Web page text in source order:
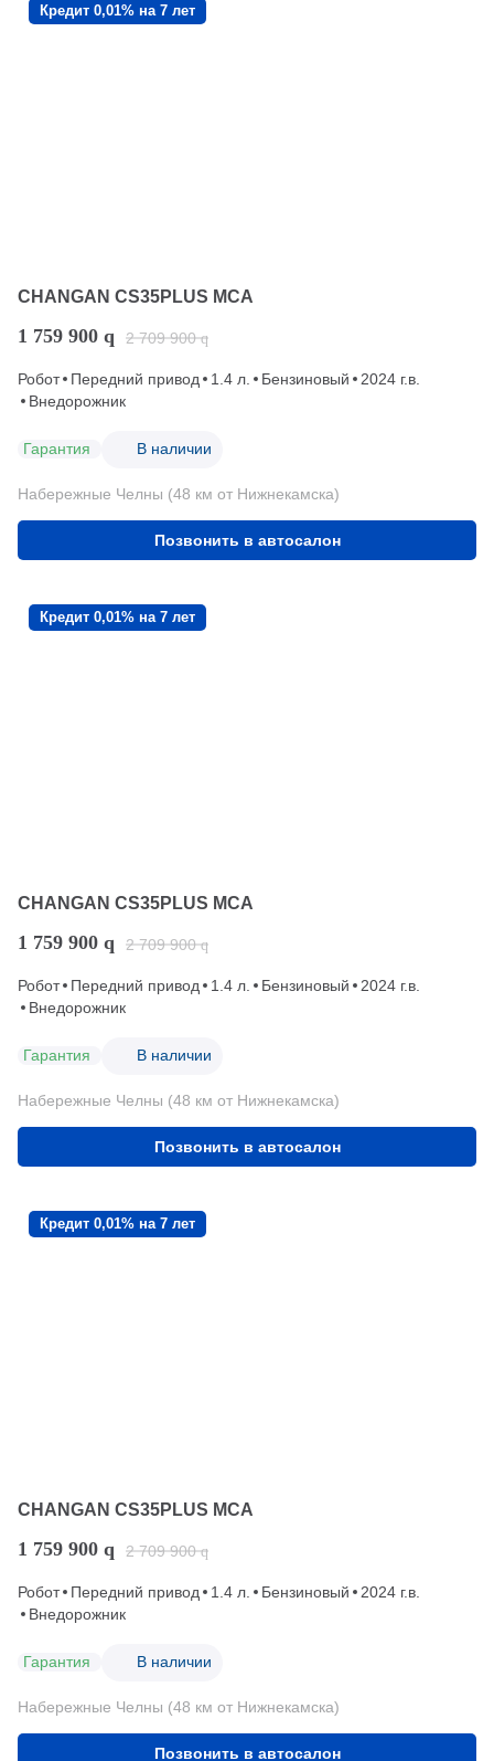
Кредит 0,01% на 7 лет
CHANGAN CS35PLUS MCA
1 759 900 q 2 709 900 q
Робот Передний привод 1.4 л. Бензиновый
2024 г.в.
Внедорожник
Гарантия В наличии
Набережные Челны (48 км от Нижнекамска)
Позвонить в автосалон
Кредит 0,01% на 7 лет
CHANGAN CS35PLUS MCA
1 759 900 q 2 709 900 q
Робот Передний привод 1.4 л. Бензиновый
2024 г.в.
Внедорожник
Гарантия В наличии
Набережные Челны (48 км от Нижнекамска)
Позвонить в автосалон
Кредит 0,01% на 7 лет
CHANGAN CS35PLUS MCA
1 759 900 q 2 709 900 q
Робот Передний привод 1.4 л. Бензиновый
2024 г.в.
Внедорожник
Гарантия В наличии
Набережные Челны (48 км от Нижнекамска)
Позвонить в автосалон